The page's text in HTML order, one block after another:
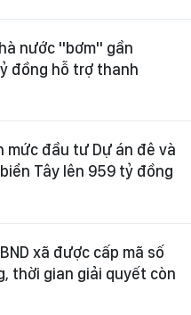
nước "bơm" gần
đồng hỗ trợ thanh
mức đầu tư Dự án đê và
Tây lên 959 tỷ đồng
xã được cấp mã số
thời gian giải quyết còn